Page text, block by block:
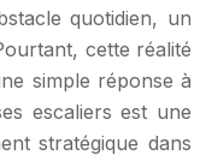
quotidien, un
cette réalité
simple réponse à
escaliers est une
stratégique dans